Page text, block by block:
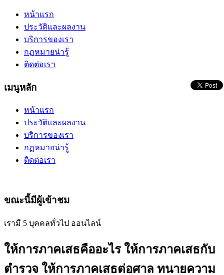
หน้าแรก
ประวัติและผลงาน
บริการของเรา
กฏหมายน่ารู้
ติดต่อเรา
เมนูหลัก
หน้าแรก
ประวัติและผลงาน
บริการของเรา
กฏหมายน่ารู้
ติดต่อเรา
ขณะนี้มีผู้เข้าชม
เรามี 5 บุคคลทั่วไป ออนไลน์
ให้การภาคเสธคืออะไร ให้การภาคเสธกับ
ตำรวจ ให้การภาคเสธต่อศาล ทนายความ